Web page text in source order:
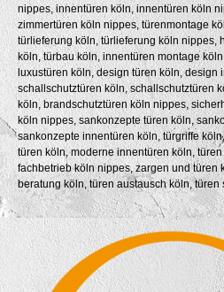
nippes, innentüren köln, innentüren köln
zimmertüren köln nippes, türenmontage
türlieferung köln, türlieferung köln nippes,
köln, türbau köln, innentüren montage
luxustüren köln, design türen köln, design
schallschutztüren köln, schallschutztüren
köln, brandschutztüren köln nippes,
köln nippes, sankonzepte türen köln,
sankonzepte innentüren köln, türgriffe
türen köln, moderne innentüren köln,
fachbetrieb köln nippes, zargen und türen
beratung köln, türen austausch köln,